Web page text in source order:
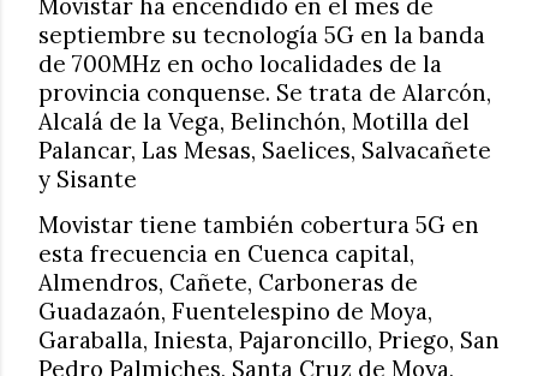
Movistar ha encendido en el mes de
septiembre su tecnología 5G en la banda
de 700MHz en ocho localidades de la
provincia conquense. Se trata de Alarcón,
Alcalá de la Vega, Belinchón, Motilla del
Palancar, Las Mesas, Saelices, Salvacañete
y Sisante
Movistar tiene también cobertura 5G en
esta frecuencia en Cuenca capital,
Almendros, Cañete, Carboneras de
Guadazaón, Fuentelespino de Moya,
Garaballa, Iniesta, Pajaroncillo, Priego, San
Pedro Palmiches, Santa Cruz de Moya,